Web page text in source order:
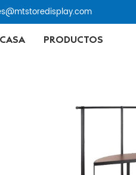
CASA PRODUCTOS